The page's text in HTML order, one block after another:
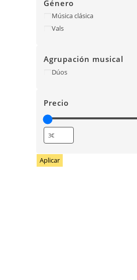
Género
Género
Música clásica
Vals
Agrupación musical
Agrupación
Dúos
Precio
Aplicar